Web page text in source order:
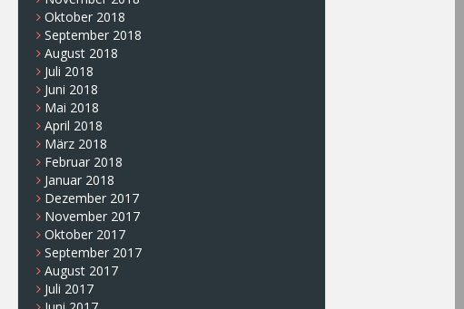
Oktober 2018
September 2018
August 2018
Juli 2018
Juni 2018
Mai 2018
April 2018
März 2018
Februar 2018
Januar 2018
Dezember 2017
November 2017
Oktober 2017
September 2017
August 2017
Juli 2017